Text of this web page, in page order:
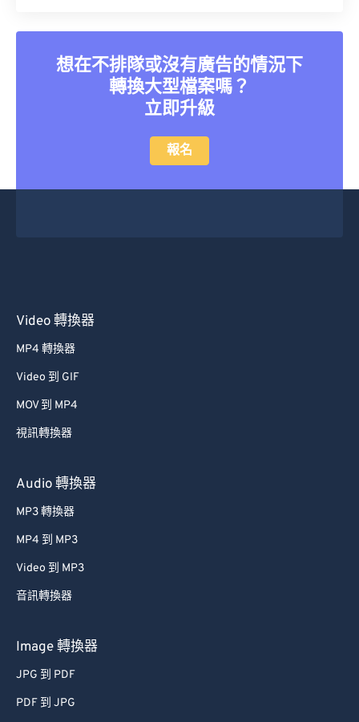
想在不排隊或沒有廣告的情況下
轉換大型檔案嗎？
立即升級
報名
Video 轉換器
MP4 轉換器
Video 到 GIF
MOV 到 MP4
視訊轉換器
Audio 轉換器
MP3 轉換器
MP4 到 MP3
Video 到 MP3
音訊轉換器
Image 轉換器
JPG 到 PDF
PDF 到 JPG